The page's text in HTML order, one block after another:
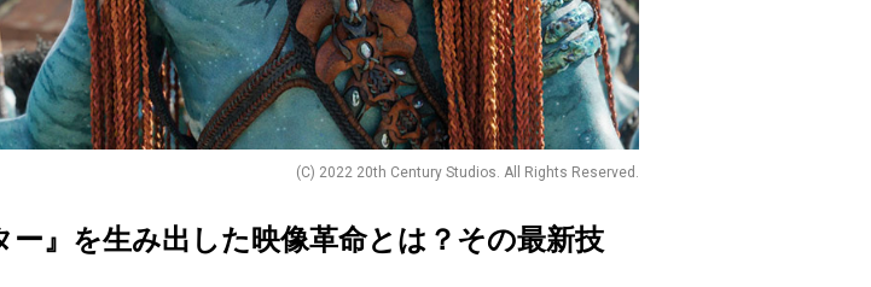
(C) 2022 20th Century Studios. All Rights Reserved.
ー』を生み出した映像革命とは？その最新技